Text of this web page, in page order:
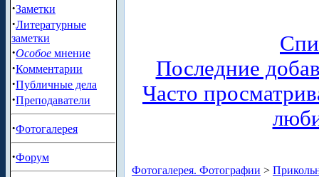
·Заметки
·Литературные
заметки
·Особое мнение
·Комментарии
·Публичные дела
·Преподаватели
·Фотогалерея
·Форум
Последние
Часто
Фотогалерея. Фотографии >